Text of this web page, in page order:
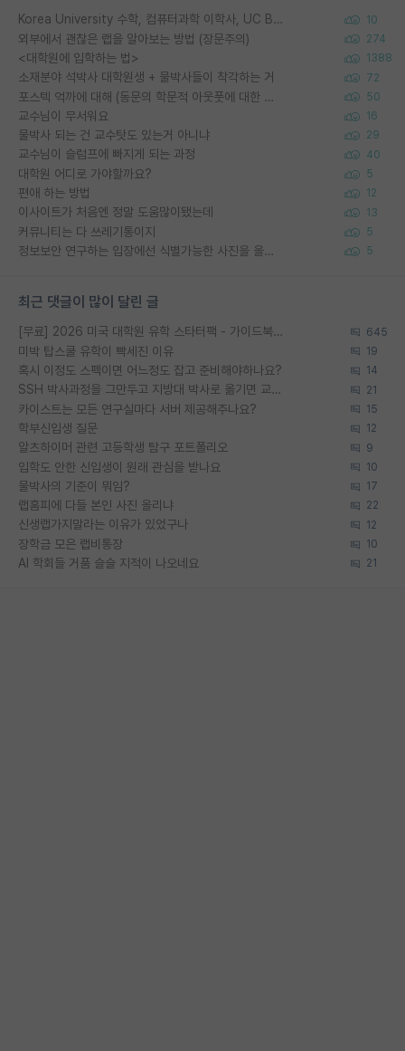
Korea University 수학, 컴퓨터과학 이학사, UC Berkeley 산업공학 대학원 공학박사가 되는 것은 쉽지 않겠죠? 10
외부에서 괜찮은 랩을 알아보는 방법 (장문주의) 274
<대학원에 입학하는 법> 1388
소재분야 석박사 대학원생 + 물박사들이 착각하는 거 72
포스텍 억까에 대해 (동문의 학문적 아웃풋에 대한 반박) 50
교수님이 무서워요 16
물박사 되는 건 교수탓도 있는거 아니냐 29
교수님이 슬럼프에 빠지게 되는 과정 40
대학원 어디로 가야할까요? 5
편애 하는 방법 12
이사이트가 처음엔 정말 도움많이됐는데 13
커뮤니티는 다 쓰레기통이지 5
정보보안 연구하는 입장에선 식별가능한 사진을 올리는건 비추이긴함 5
최근 댓글이 많이 달린 글
[무료] 2026 미국 대학원 유학 스타터팩 - 가이드북 & 합격자 컨택메일 템플릿 645
미박 탑스쿨 유학이 빡세진 이유 19
혹시 이정도 스펙이면 어느정도 잡고 준비해야하나요? 14
SSH 박사과정을 그만두고 지방대 박사로 옮기면 교수의 꿈은 끝일까요? 21
카이스트는 모든 연구실마다 서버 제공해주나요? 15
학부신입생 질문 12
알츠하이머 관련 고등학생 탐구 포트폴리오 9
입학도 안한 신입생이 원래 관심을 받나요 10
물박사의 기준이 뭐임? 17
랩홈피에 다들 본인 사진 올리냐 22
신생랩가지말라는 이유가 있었구나 12
장학금 모은 랩비통장 10
AI 학회들 거품 슬슬 지적이 나오네요 21